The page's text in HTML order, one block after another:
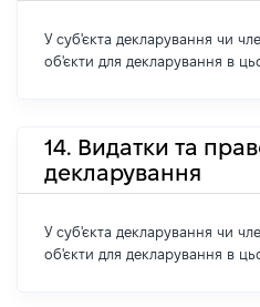
У суб'єкта декларування чи
об'єкти для декларування в
14. Видатки та
декларування
У суб'єкта декларування чи
об'єкти для декларування в